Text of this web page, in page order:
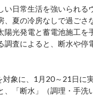
日常生活を強いられる
夏の冷房なしで過ごさ
光発電と蓄電池施工を
査によると、断水や停
象に、1月20～21日に
「断水」（調理・手洗